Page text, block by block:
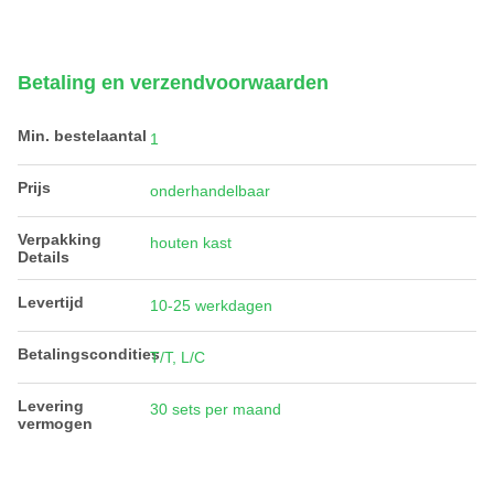
Betaling en verzendvoorwaarden
Min. bestelaantal 1
Prijs onderhandelbaar
Verpakking
Details
houten kast
Levertijd 10-25 werkdagen
BetalingsconditiesT/T, L/C
Levering
vermogen
30 sets per maand